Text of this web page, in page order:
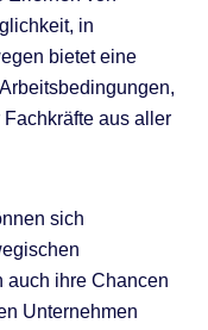
in
bietet eine
aus aller
sich
auch ihre Chancen
Unternehmen